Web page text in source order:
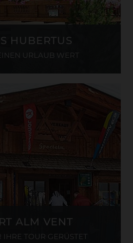
HUBERTUS
URLAUB WERT
ALM VENT
TOUR GERÜSTET